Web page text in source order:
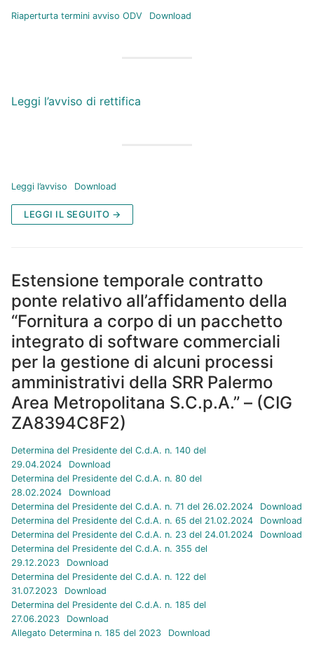
Riaperturta termini avviso ODV Download
Leggi l’avviso di rettifica
Leggi l’avviso Download
LEGGI IL SEGUITO →
Estensione temporale contratto
ponte relativo all’affidamento della
“Fornitura a corpo di un pacchetto
integrato di software commerciali
per la gestione di alcuni processi
amministrativi della SRR Palermo
Area Metropolitana S.C.p.A.” – (CIG
ZA8394C8F2)
Determina del Presidente del C.d.A. n. 140 del
29.04.2024
Download
Determina del Presidente del C.d.A. n. 80 del
28.02.2024
Download
Determina del Presidente del C.d.A. n. 71 del 26.02.2024
Download
Determina del Presidente del C.d.A. n. 65 del 21.02.2024
Download
Determina del Presidente del C.d.A. n. 23 del 24.01.2024
Download
Determina del Presidente del C.d.A. n. 355 del
29.12.2023
Download
Determina del Presidente del C.d.A. n. 122 del
31.07.2023
Download
Determina del Presidente del C.d.A. n. 185 del
27.06.2023
Download
Allegato Determina n. 185 del 2023
Download